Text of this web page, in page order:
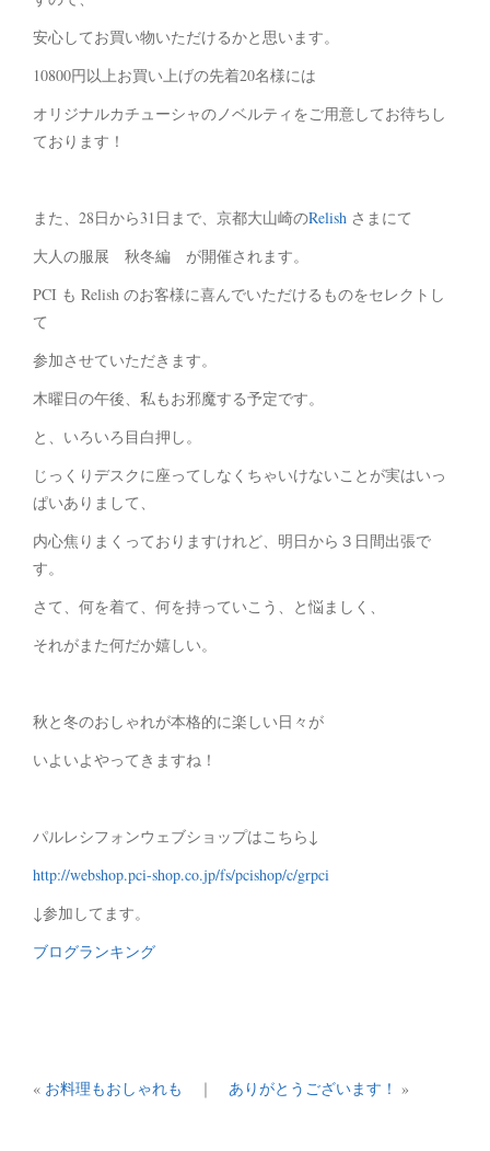
安心してお買い物いただけるかと思います。
10800円以上お買い上げの先着20名様には
オリジナルカチューシャのノベルティをご用意してお待ちし
ております！
また、28日から31日まで、京都大山崎のRelish さまにて
大人の服展 秋冬編 が開催されます。
PCI も Relish のお客様に喜んでいただけるものをセレクトし
て
参加させていただきます。
木曜日の午後、私もお邪魔する予定です。
と、いろいろ目白押し。
じっくりデスクに座ってしなくちゃいけないことが実はいっ
ぱいありまして、
内心焦りまくっておりますけれど、明日から３日間出張で
す。
さて、何を着て、何を持っていこう、と悩ましく、
それがまた何だか嬉しい。
秋と冬のおしゃれが本格的に楽しい日々が
いよいよやってきますね！
パルレシフォンウェブショップはこちら↓
http://webshop.pci-shop.co.jp/fs/pcishop/c/grpci
↓参加してます。
ブログランキング
« お料理もおしゃれも ｜ ありがとうございます！ »